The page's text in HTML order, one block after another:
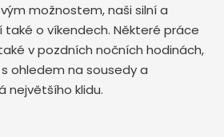
možnostem, naši silní a
také o víkendech. Některé práce
v pozdních nočních hodinách,
ohledem na sousedy a
největšího klidu.